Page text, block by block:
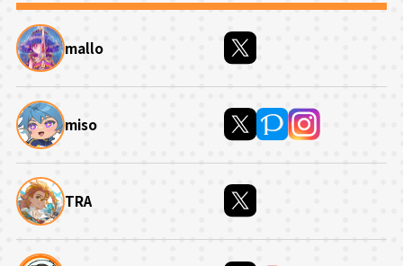
mallo
miso
TRA